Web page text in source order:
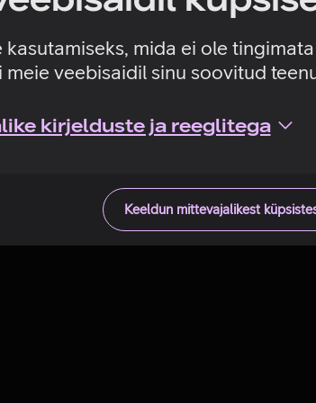
mida ei ole
veebisaidil sinu soovitud
kirjelduste ja reeglitega
Keeldun mittevajalikest